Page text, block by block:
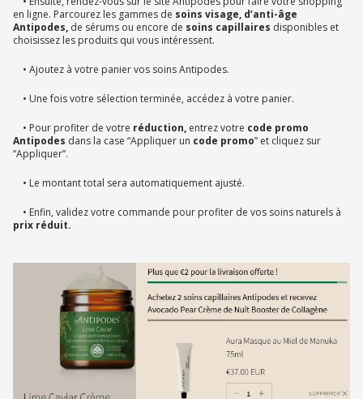
en ligne. Parcourez les gammes de soins visage, d’anti-âge
Antipodes, de sérums ou encore de soins capillaires disponibles et
choisissez les produits qui vous intéressent.
• Ajoutez à votre panier vos soins Antipodes.
• Une fois votre sélection terminée, accédez à votre panier.
• Pour profiter de votre réduction, entrez votre code promo
Antipodes dans la case “Appliquer un code promo” et cliquez sur
“Appliquer”.
• Le montant total sera automatiquement ajusté.
• Enfin, validez votre commande pour profiter de vos soins naturels à
prix réduit.